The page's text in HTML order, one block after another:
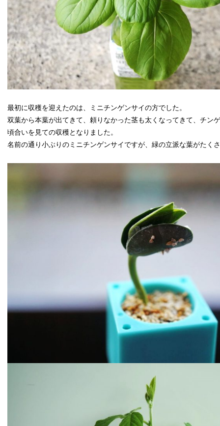
最初に収穫を迎えたのは、ミニチンゲンサイの方でした。
双葉から本葉が出てきて、頼りなかった茎も太くなってきて、チン
頃合いを見ての収穫となりました。
名前の通り小ぶりのミニチンゲンサイですが、緑の立派な葉がたく